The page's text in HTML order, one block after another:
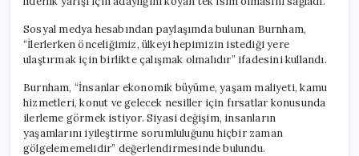
Sosyal medya hesabından paylaşımda bulunan Burnham,
“İlerlerken önceliğimiz, ülkeyi hepimizin istediği yere
ulaştırmak için birlikte çalışmak olmalıdır” ifadesini kullandı.
Burnham, “İnsanlar ekonomik büyüme, yaşam maliyeti, kamu
hizmetleri, konut ve gelecek nesiller için fırsatlar konusunda
ilerleme görmek istiyor. Siyasi değişim, insanların
yaşamlarını iyileştirme sorumluluğunu hiçbir zaman
gölgelememelidir” değerlendirmesinde bulundu.